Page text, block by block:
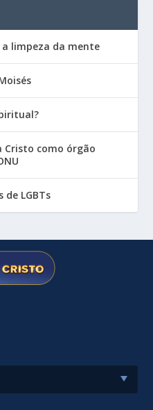
a limpeza da mente
Cristo como órgão
de LGBTs